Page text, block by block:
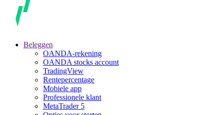
Beleggen
OANDA-rekening
OANDA stocks account
TradingView
Rentepercentage
Mobiele app
Professionele klant
MetaTrader 5